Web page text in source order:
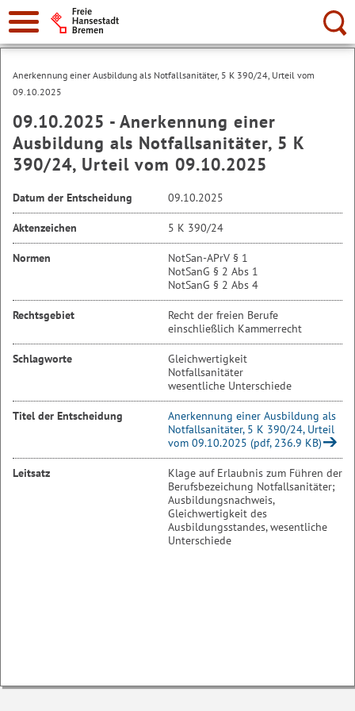
Suche:
Anerkennung einer Ausbildung als Notfallsanitäter, 5 K 390/24, Urteil vom
09.10.2025
09.10.2025 - Anerkennung einer
Ausbildung als Notfallsanitäter, 5 K
390/24, Urteil vom 09.10.2025
Datum der Entscheidung 09.10.2025
Aktenzeichen 5 K 390/24
Normen
NotSan-APrV § 1
NotSanG § 2 Abs 1
NotSanG § 2 Abs 4
Rechtsgebiet
Recht der freien Berufe
einschließlich Kammerrecht
Schlagworte
Gleichwertigkeit
Notfallsanitäter
wesentliche Unterschiede
Titel der Entscheidung
Anerkennung einer Ausbildung als
Notfallsanitäter, 5 K 390/24, Urteil
vom 09.10.2025 (pdf, 236.9 KB)
Leitsatz
Klage auf Erlaubnis zum Führen der
Berufsbezeichung Notfallsanitäter;
Ausbildungsnachweis,
Gleichwertigkeit des
Ausbildungsstandes, wesentliche
Unterschiede